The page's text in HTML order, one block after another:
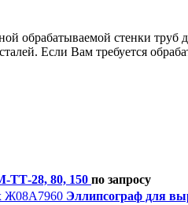
обрабатываемой стенки
Если Вам требуется
ТТ-28, 80, 150 по запросу
Эллипсограф для